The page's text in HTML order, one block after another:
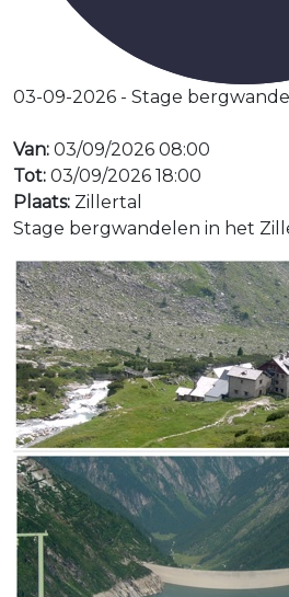
03-09-2026 - Stage
Van: 03/09/2026 08:00
Tot: 03/09/2026 18:00
Plaats: Zillertal
Stage bergwandelen in het